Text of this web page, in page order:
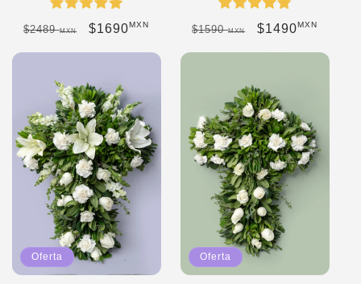
Precio habitual
$2489MXN Precio de oferta
$1690MXN Precio habitual
$1590MXN Precio de oferta
$1490MXN
Oferta Oferta